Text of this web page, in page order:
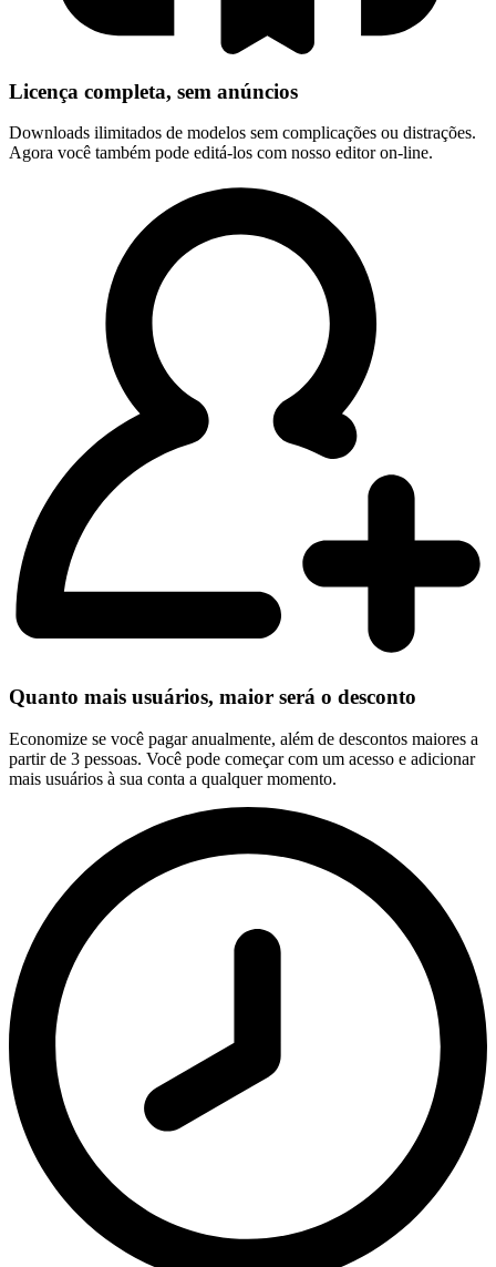
Licença completa, sem anúncios
Downloads ilimitados de modelos sem complicações ou distrações.
Agora você também pode editá-los com nosso editor on-line.
Quanto mais usuários, maior será o desconto
Economize se você pagar anualmente, além de descontos maiores a
partir de 3 pessoas. Você pode começar com um acesso e adicionar
mais usuários à sua conta a qualquer momento.